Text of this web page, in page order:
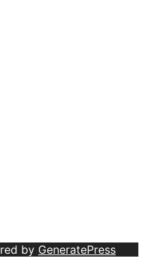
by GeneratePress